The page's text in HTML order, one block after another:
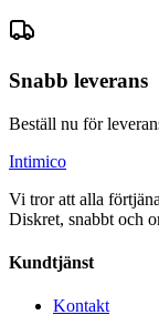
Snabb leverans
Beställ nu för
Intimico
Vi tror att alla
Diskret, snabbt och
Kundtjänst
Kontakt